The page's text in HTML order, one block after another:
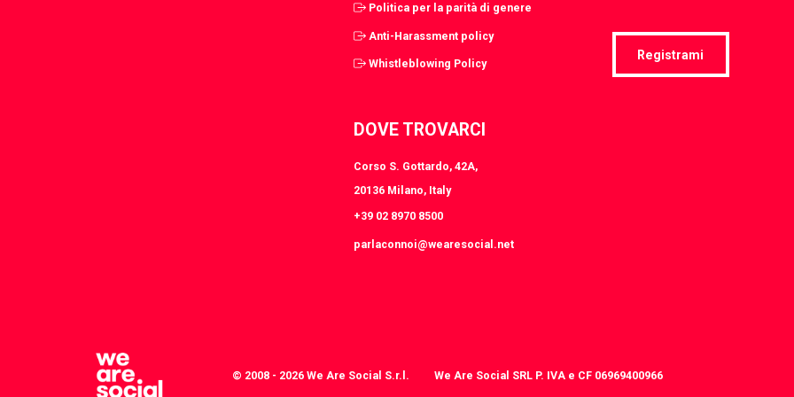
Politica per la parità di genere
Anti-Harassment policy
Whistleblowing Policy
DOVE TROVARCI
Corso S. Gottardo, 42A,
20136 Milano, Italy
+39 02 8970 8500
parlaconnoi@wearesocial.net
Registrami
© 2008 - 2026 We Are Social S.r.l. We Are Social SRL P. IVA e CF 06969400966